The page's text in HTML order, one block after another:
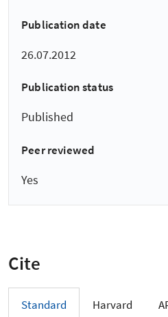
Publication date
26.07.2012
Publication status
Published
Peer reviewed
Yes
Cite
Standard Harvard